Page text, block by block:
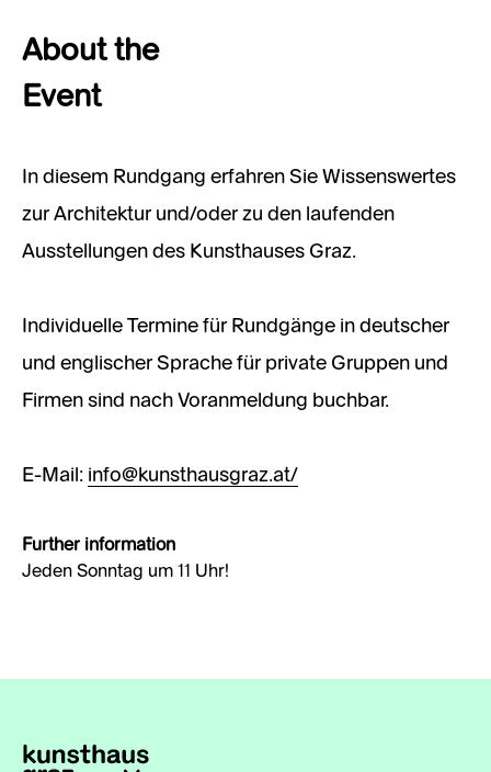
About the
Event
In diesem Rundgang erfahren Sie Wissenswertes
zur Architektur und/oder zu den laufenden
Ausstellungen des Kunsthauses Graz.
Individuelle Termine für Rundgänge in deutscher
und englischer Sprache für private Gruppen und
Firmen sind nach Voranmeldung buchbar.
E-Mail: info@kunsthausgraz.at/
Further information
Jeden Sonntag um 11 Uhr!